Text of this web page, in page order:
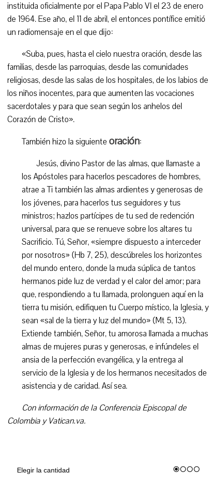
instituida oficialmente por el Papa Pablo VI el 23 de enero
de 1964. Ese año, el 11 de abril, el entonces pontífice emitió
un radiomensaje en el que dijo:
«Suba, pues, hasta el cielo nuestra oración, desde las
familias, desde las parroquias, desde las comunidades
religiosas, desde las salas de los hospitales, de los labios de
los niños inocentes, para que aumenten las vocaciones
sacerdotales y para que sean según los anhelos del
Corazón de Cristo».
También hizo la siguiente oración:
Jesús, divino Pastor de las almas, que llamaste a
los Apóstoles para hacerlos pescadores de hombres,
atrae a Ti también las almas ardientes y generosas de
los jóvenes, para hacerlos tus seguidores y tus
ministros; hazlos partícipes de tu sed de redención
universal, para que se renueve sobre los altares tu
Sacrificio. Tú, Señor, «siempre dispuesto a interceder
por nosotros» (Hb 7, 25), descúbreles los horizontes
del mundo entero, donde la muda súplica de tantos
hermanos pide luz de verdad y el calor del amor; para
que, respondiendo a tu llamada, prolonguen aquí en la
tierra tu misión, edifiquen tu Cuerpo místico, la Iglesia, y
sean «sal de la tierra y luz del mundo» (Mt 5, 13).
Extiende también, Señor, tu amorosa llamada a muchas
almas de mujeres puras y generosas, e infúndeles el
ansia de la perfección evangélica, y la entrega al
servicio de la Iglesia y de los hermanos necesitados de
asistencia y de caridad. Así sea.
Con información de la Conferencia Episcopal de
Colombia y Vatican.va.